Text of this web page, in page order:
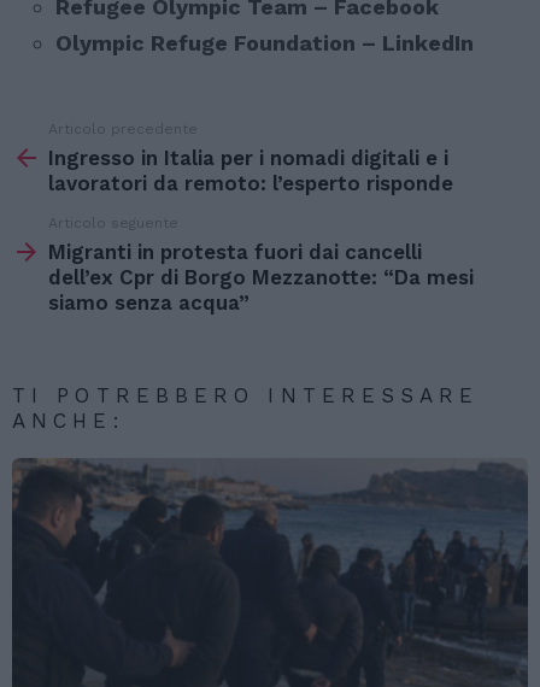
Refugee Olympic Team – Facebook
Olympic Refuge Foundation – LinkedIn
di
Articolo precedente
Ingresso in Italia per i nomadi digitali e i
lavoratori da remoto: l’esperto risponde
Articolo seguente
Migranti in protesta fuori dai cancelli
dell’ex Cpr di Borgo Mezzanotte: “Da mesi
siamo senza acqua”
TI POTREBBERO INTERESSARE
ANCHE: